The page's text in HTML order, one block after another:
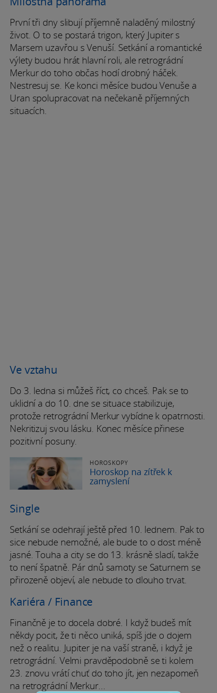
První tři dny slibují příjemně naladěný milostný
život. O to se postará trigon, který Jupiter s
Marsem uzavřou s Venuší. Setkání a romantické
výlety budou hrát hlavní roli, ale retrográdní
Merkur do toho občas hodí drobný háček.
Nestresuj se. Ke konci měsíce budou Venuše a
Uran spolupracovat na nečekaně příjemných
situacích.
Ve vztahu
Do 3. ledna si můžeš říct, co chceš. Pak se to
uklidní a do 10. dne se situace stabilizuje,
protože retrográdní Merkur vybídne k opatrnosti.
Nekritizuj svou lásku. Konec měsíce přinese
pozitivní posuny.
HOROSKOPY
Horoskop na zítřek k
zamyslení
Single
Setkání se odehrají ještě před 10. lednem. Pak to
sice nebude nemožné, ale bude to o dost méně
jasné. Touha a city se do 13. krásně sladí, takže
to není špatně. Pár dnů samoty se Saturnem se
přirozeně objeví, ale nebude to dlouho trvat.
Kariéra / Finance
Finančně je to docela dobré. I když budeš mít
někdy pocit, že ti něco uniká, spíš jde o dojem
než o realitu. Jupiter je na vaší straně, i když je
retrográdní. Velmi pravděpodobně se ti kolem
23. znovu vrátí chuť do toho jít, jen nezapomeň
na retrográdní Merkur...